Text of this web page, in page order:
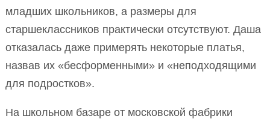
младших школьников, а размеры для
старшеклассников практически отсутствуют. Даша
отказалась даже примерять некоторые платья,
назвав их «бесформенными» и «неподходящими
для подростков».
На школьном базаре от московской фабрики